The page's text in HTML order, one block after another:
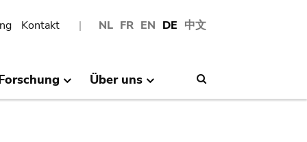
NL FR EN DE 中文
Kontakt
Über uns